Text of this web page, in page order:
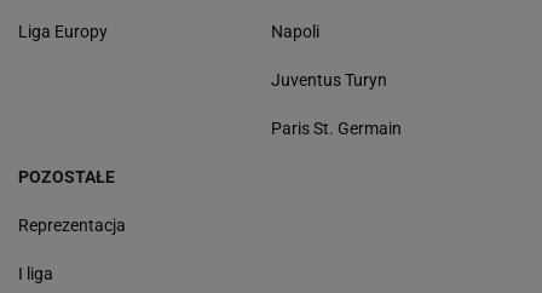
Liga Europy Napoli
Juventus Turyn
Paris St. Germain
POZOSTAŁE
Reprezentacja
I liga